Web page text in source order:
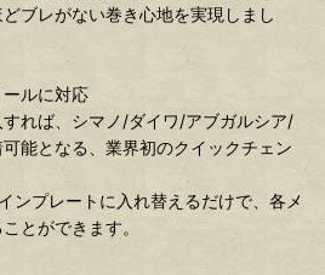
ブレがない巻き心地を実現しまし
ルに対応
れば、シマノ/ダイワ/アブガルシア/
能となる、業界初のクイックチェン
ンプレートに入れ替えるだけで、各メ
とができます。